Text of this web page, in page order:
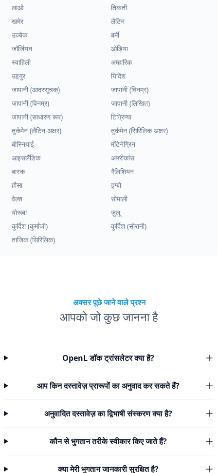
लाओ
तिब्बती
खमेर
लैटिन
उज़्बेक
बर्मी
जॉर्जियन
ओड़िया
स्वाहिली
अम्हारिक
उइगुर
यिदिश
जापानी (आदरसूचक)
जापानी (विनम्र)
जापानी (विनम्र)
जापानी (लिखित)
जापानी (साधारण रूप)
टिग्रिन्या
तुर्कमेन (लैटिन अक्षर)
तुर्कमेन (सिरिलिक अक्षर)
बोस्नियाई
मोंटेनेग्रिन
आइसलैंडिक
अफ़्रीकांस
बास्क
गैलिशियन
हौसा
इग्बो
वेल्श
सोमाली
योरूबा
ज़ुलू
कुर्दिश (कुर्मांजी)
कुर्दिश (सोरानी)
ताजिक (सिरिलिक)
अक्सर पूछे जाने वाले प्रश्न
आपको जो कुछ जानना है
OpenL डॉक ट्रांसलेटर क्या है?
आप किन दस्तावेज़ प्रारूपों का अनुवाद कर सकते हैं?
अनुवादित दस्तावेज़ का द्विभाषी संस्करण क्या है?
कौन से भुगतान तरीके स्वीकार किए जाते हैं?
क्या मेरी भुगतान जानकारी सुरक्षित है?